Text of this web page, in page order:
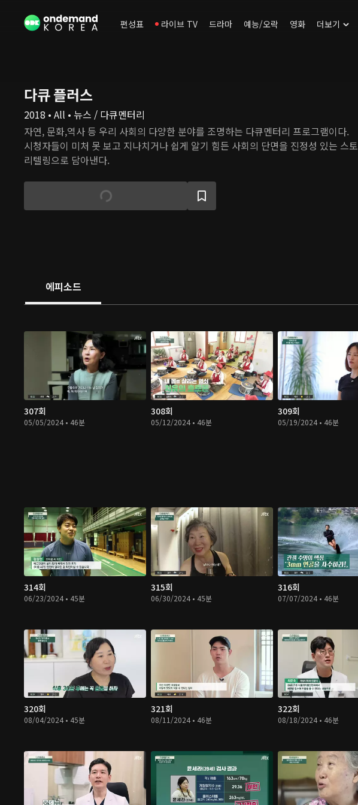
편성표 라이브 TV 드라마 예능/오락 영화 더보기
다큐 플러스
2018 • All • 뉴스 / 다큐멘터리
자연, 문화,역사 등 우리 사회의 다양한 분야를 조명하는 다큐멘터리 프로그램이다.
시청자들이 미처 못 보고 지나치거나 쉽게 알기 힘든 사회의 단면을 진정성 있는 스토
리텔링으로 담아낸다.
에피소드
307회
05/05/2024 • 46분
308회
05/12/2024 • 46분
309회
05/19/2024 • 46분
314회
06/23/2024 • 45분
315회
06/30/2024 • 45분
316회
07/07/2024 • 46분
320회
08/04/2024 • 45분
321회
08/11/2024 • 46분
322회
08/18/2024 • 46분